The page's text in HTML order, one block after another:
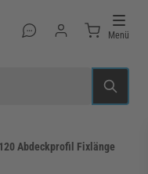
Menü
Abdeckprofil Fixlänge